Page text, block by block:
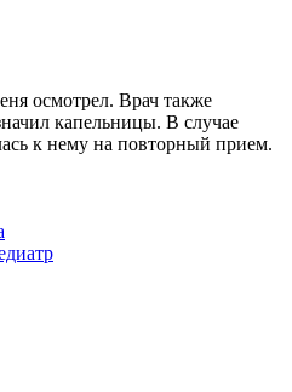
осмотрел. Врач также
капельницы. В случае
к нему на повторный прием.